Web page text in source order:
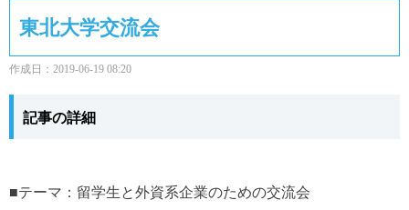
東北大学交流会
作成日： 2019-06-19 08:20
■テーマ：留学生と外資系企業のための交流会
記事の詳細